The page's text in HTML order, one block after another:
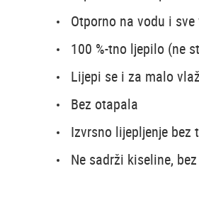
Otporno na vodu i
100 %-tno ljepilo (ne
Lijepi se i za malo
Bez otapala
Izvrsno lijepljenje bez
Ne sadrži kiseline,